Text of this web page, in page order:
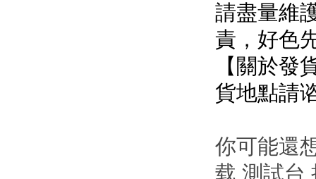
請盡量維
責，好
【關於發
貨地點請
你可能還
载 測試台